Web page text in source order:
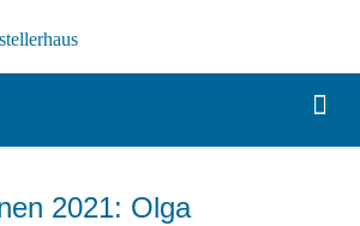
2021: Olga